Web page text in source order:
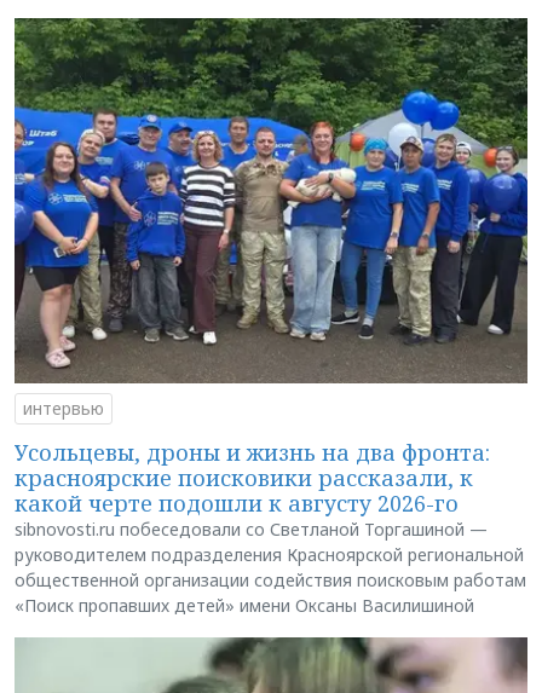
интервью
Усольцевы, дроны и жизнь на два фронта:
красноярские поисковики рассказали, к
какой черте подошли к августу 2026-го
sibnovosti.ru побеседовали со Светланой Торгашиной —
руководителем подразделения Красноярской региональной
общественной организации содействия поисковым работам
«Поиск пропавших детей» имени Оксаны Василишиной